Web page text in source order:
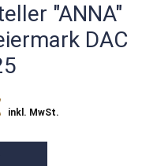
"ANNA"
DAC
inkl. MwSt.